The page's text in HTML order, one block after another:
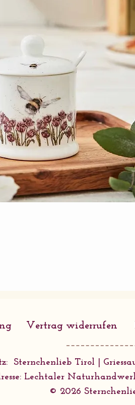
Vertrag widerrufen
Sternchenlieb Tirol |
Lechtaler
© 2026